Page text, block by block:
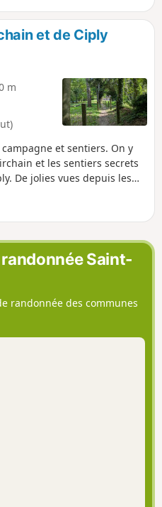
et de Ciply
m
et sentiers. On y
et les sentiers secrets
De jolies vues depuis les
de l'autoroute en toute fin
Saint-
randonnée des communes